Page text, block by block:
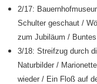
2/17:
Schulter geschaut /
zum Jubiläum /
3/18: Streifzug durch
Naturbilder /
wieder / Ein Floß auf